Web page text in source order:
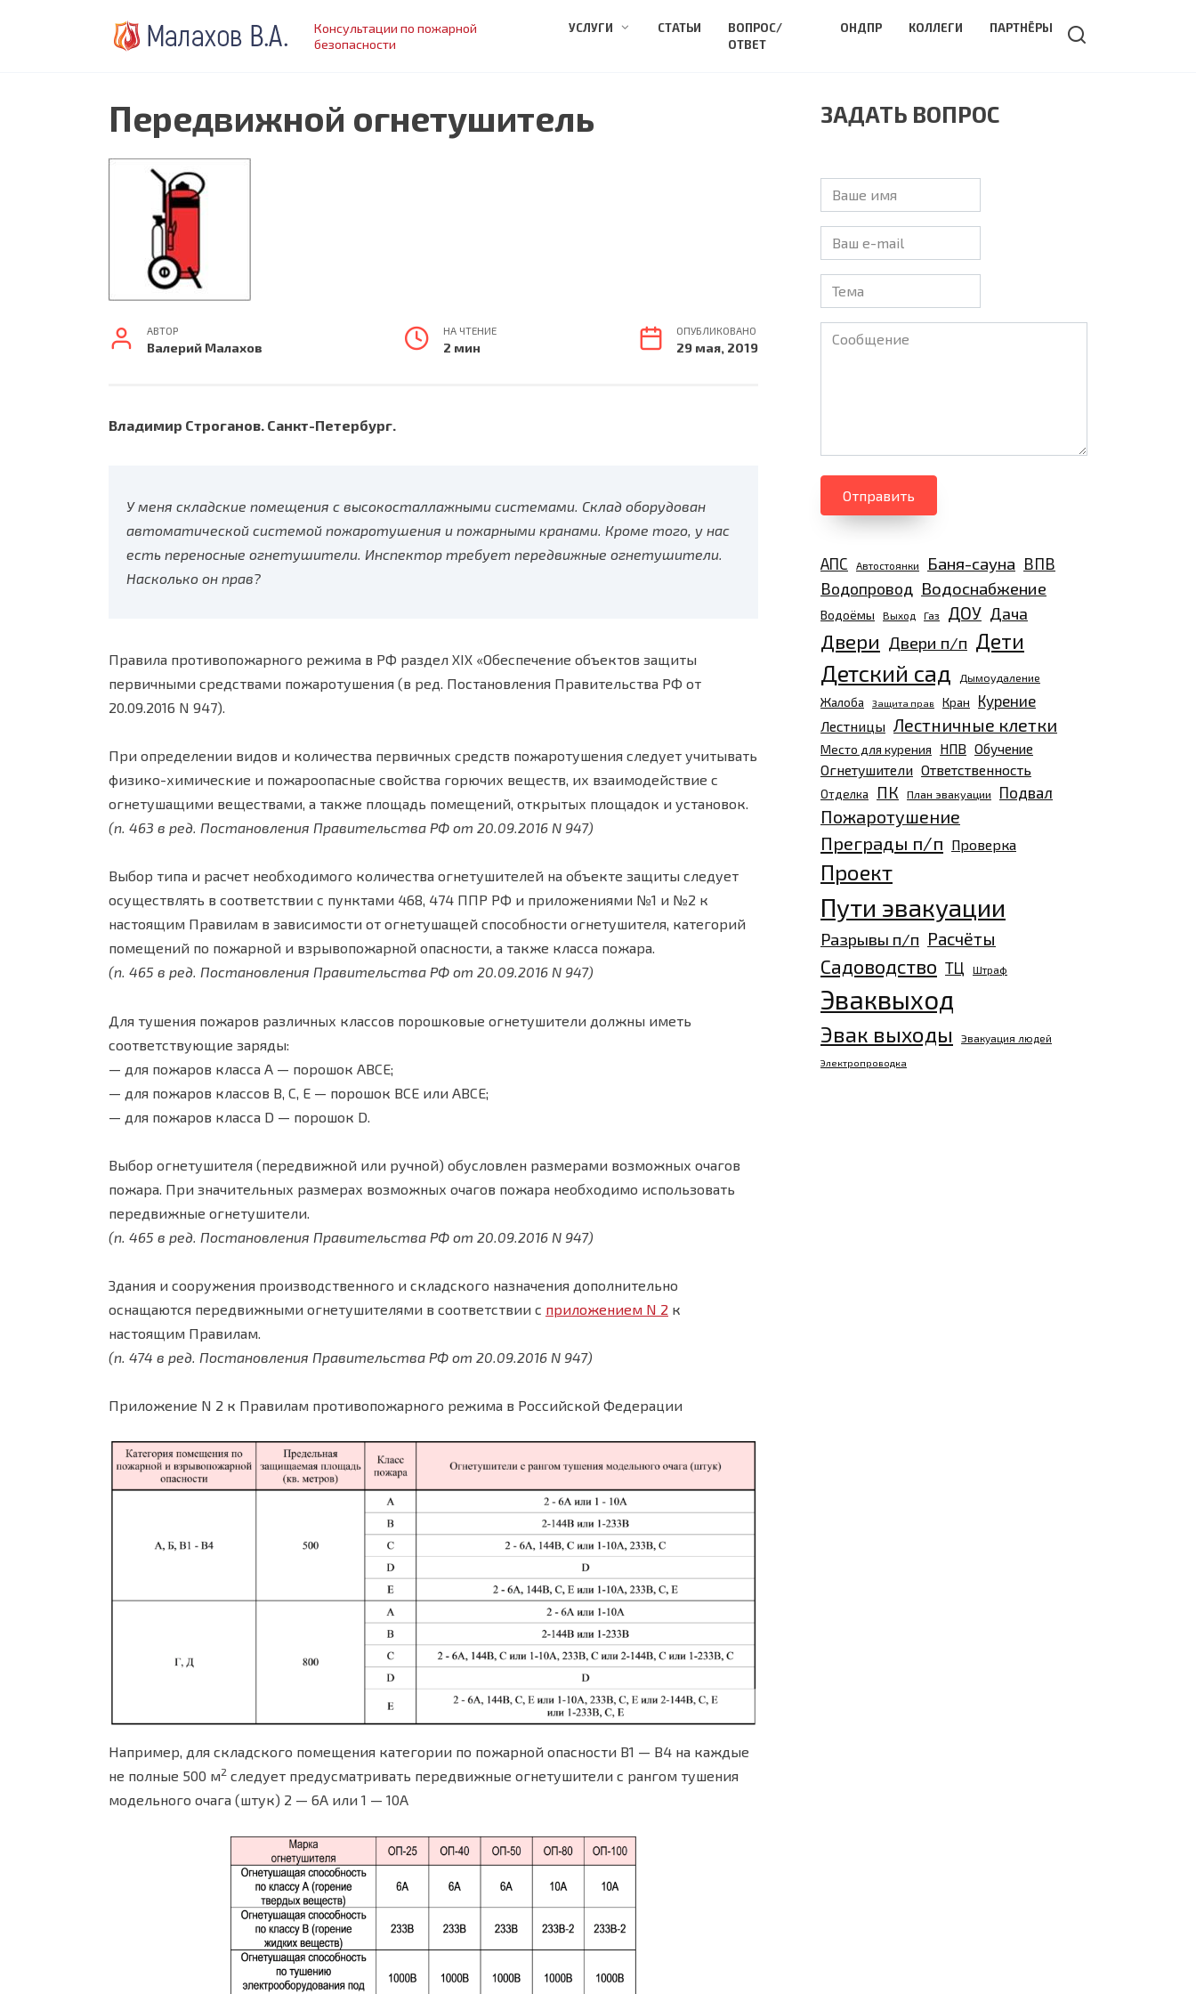
Консультации по пожарной
безопасности
УСЛУГИ СТАТЬИ
ВОПРОС/
ОТВЕТ
ОНДПР КОЛЛЕГИ ПАРТНЁРЫ
Передвижной огнетушитель
АВТОР
Валерий Малахов
НА ЧТЕНИЕ
2 мин
ОПУБЛИКОВАНО
29 мая, 2019
Владимир Строганов. Санкт-Петербург.
У меня складские помещения с высокосталлажными системами. Склад оборудован
автоматической системой пожаротушения и пожарными кранами. Кроме того, у нас
есть переносные огнетушители. Инспектор требует передвижные огнетушители.
Насколько он прав?
Правила противопожарного режима в РФ раздел XIX «Обеспечение объектов защиты
первичными средствами пожаротушения (в ред. Постановления Правительства РФ от
20.09.2016 N 947).
При определении видов и количества первичных средств пожаротушения следует учитывать
физико-химические и пожароопасные свойства горючих веществ, их взаимодействие с
огнетушащими веществами, а также площадь помещений, открытых площадок и установок.
(п. 463 в ред. Постановления Правительства РФ от 20.09.2016 N 947)
Выбор типа и расчет необходимого количества огнетушителей на объекте защиты следует
осуществлять в соответствии с пунктами 468, 474 ППР РФ и приложениями №1 и №2 к
настоящим Правилам в зависимости от огнетушащей способности огнетушителя, категорий
помещений по пожарной и взрывопожарной опасности, а также класса пожара.
(п. 465 в ред. Постановления Правительства РФ от 20.09.2016 N 947)
Для тушения пожаров различных классов порошковые огнетушители должны иметь
соответствующие заряды:
— для пожаров класса A — порошок ABCE;
— для пожаров классов B, C, E — порошок BCE или ABCE;
— для пожаров класса D — порошок D.
Выбор огнетушителя (передвижной или ручной) обусловлен размерами возможных очагов
пожара. При значительных размерах возможных очагов пожара необходимо использовать
передвижные огнетушители.
(п. 465 в ред. Постановления Правительства РФ от 20.09.2016 N 947)
Здания и сооружения производственного и складского назначения дополнительно
оснащаются передвижными огнетушителями в соответствии с приложением N 2 к
настоящим Правилам.
(п. 474 в ред. Постановления Правительства РФ от 20.09.2016 N 947)
Приложение N 2 к Правилам противопожарного режима в Российской Федерации
Например, для складского помещения категории по пожарной опасности В1 — В4 на каждые
не полные 500 м2 следует предусматривать передвижные огнетушители с рангом тушения
модельного очага (штук) 2 — 6A или 1 — 10A
ЗАДАТЬ ВОПРОС
Отправить
АПС Автостоянки Баня-сауна ВПВ
Водопровод Водоснабжение
Водоёмы Выход Газ ДОУ Дача
Двери Двери п/п Дети
Детский сад Дымоудаление
Жалоба Защита прав Кран Курение
Лестницы Лестничные клетки
Место для курения НПВ Обучение
Огнетушители Ответственность
Отделка ПК План эвакуации Подвал
Пожаротушение
Преграды п/п Проверка
Проект
Пути эвакуации
Разрывы п/п Расчёты
Садоводство ТЦ Штраф
Эваквыход
Эвак выходы Эвакуация людей
Электропроводка